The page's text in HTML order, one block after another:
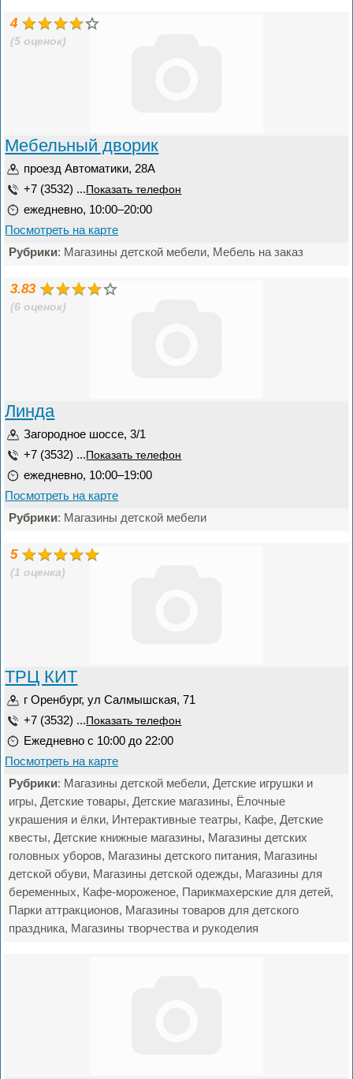
4
(5 оценок)
Мебельный дворик
проезд Автоматики, 28А
+7 (3532) ... Показать телефон
ежедневно, 10:00–20:00
Посмотреть на карте
Рубрики: Магазины детской мебели, Мебель на заказ
3.83
(6 оценок)
Линда
Загородное шоссе, 3/1
+7 (3532) ... Показать телефон
ежедневно, 10:00–19:00
Посмотреть на карте
Рубрики: Магазины детской мебели
5
(1 оценка)
ТРЦ КИТ
г Оренбург, ул Салмышская, 71
+7 (3532) ... Показать телефон
Ежедневно с 10:00 до 22:00
Посмотреть на карте
Рубрики: Магазины детской мебели, Детские игрушки и
игры, Детские товары, Детские магазины, Ёлочные
украшения и ёлки, Интерактивные театры, Кафе, Детские
квесты, Детские книжные магазины, Магазины детских
головных уборов, Магазины детского питания, Магазины
детской обуви, Магазины детской одежды, Магазины для
беременных, Кафе-мороженое, Парикмахерские для детей,
Парки аттракционов, Магазины товаров для детского
праздника, Магазины творчества и рукоделия